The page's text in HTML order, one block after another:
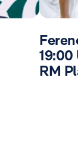
19:00
RM